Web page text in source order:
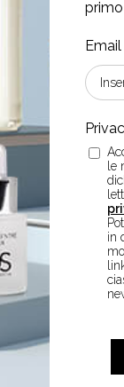
le
in
2026
E
LA
UN